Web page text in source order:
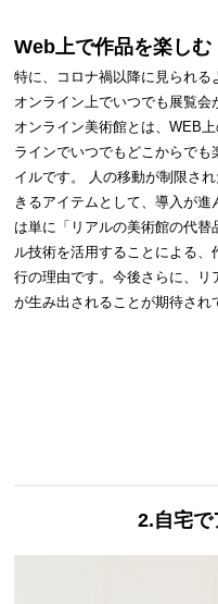
Web上で作品を楽しむ
特に、コロナ禍以降に見られる
オンライン上でいつでも展覧会
オンライン美術館とは、WEB
ラインでいつでもどこからで
イルです。 人の移動が制限さ
きるアイテムとして、導入が
は単に「リアルの美術館の代
ル技術を活用することによる
行の理由です。今後さらに、リ
が生み出されることが期待され
2.自宅で